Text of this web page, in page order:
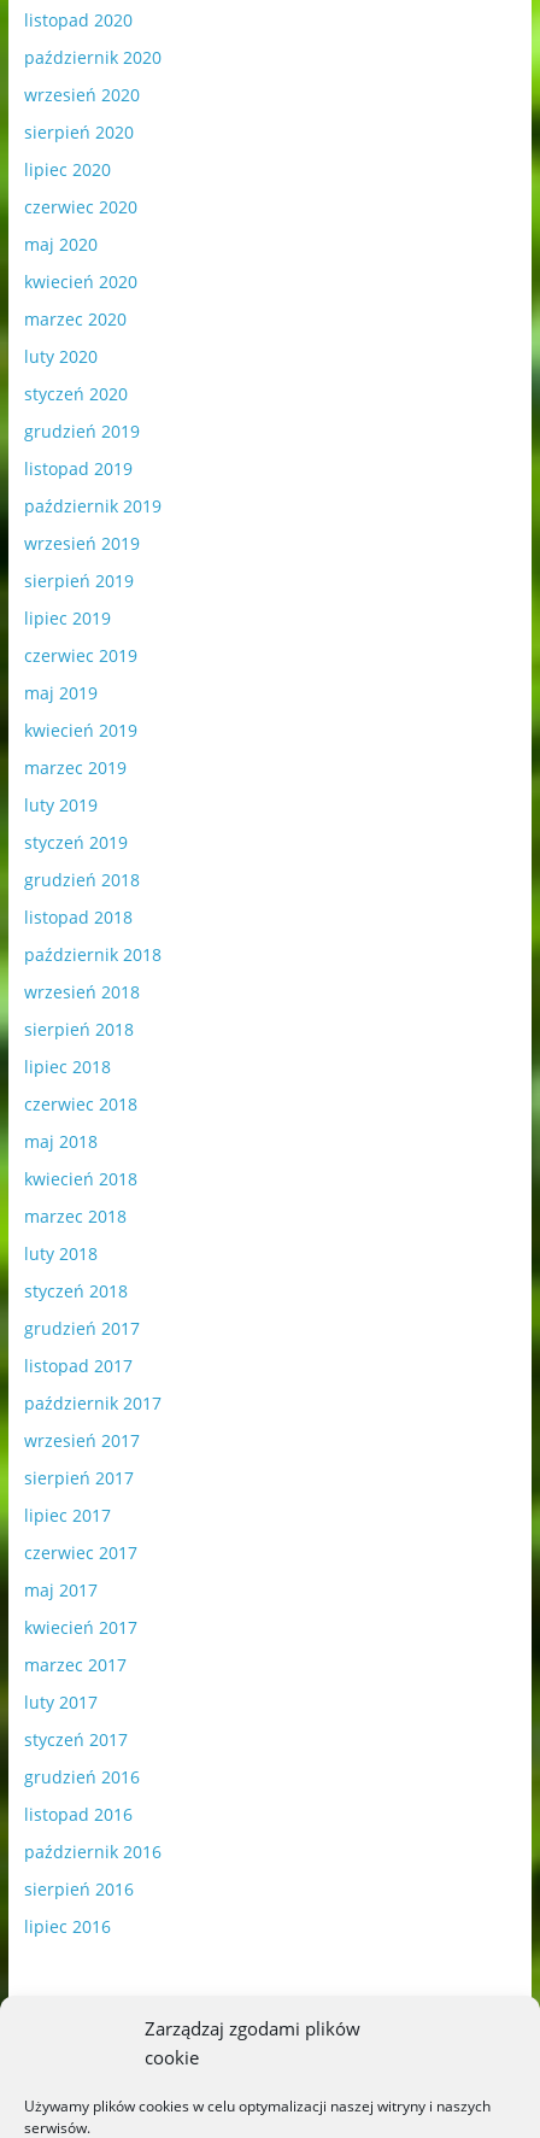
Zarządzaj zgodami plików
cookie
Używamy plików cookies w celu optymalizacji naszej witryny i naszych
serwisów.
listopad 2020
październik 2020
wrzesień 2020
sierpień 2020
lipiec 2020
czerwiec 2020
maj 2020
kwiecień 2020
marzec 2020
luty 2020
styczeń 2020
grudzień 2019
listopad 2019
październik 2019
wrzesień 2019
sierpień 2019
lipiec 2019
czerwiec 2019
maj 2019
kwiecień 2019
marzec 2019
luty 2019
styczeń 2019
grudzień 2018
listopad 2018
październik 2018
wrzesień 2018
sierpień 2018
lipiec 2018
czerwiec 2018
maj 2018
kwiecień 2018
marzec 2018
luty 2018
styczeń 2018
grudzień 2017
listopad 2017
październik 2017
wrzesień 2017
sierpień 2017
lipiec 2017
czerwiec 2017
maj 2017
kwiecień 2017
marzec 2017
luty 2017
styczeń 2017
grudzień 2016
listopad 2016
październik 2016
sierpień 2016
lipiec 2016